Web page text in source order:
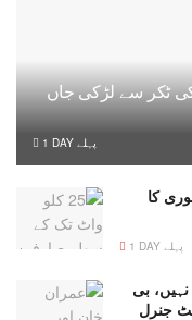
ٹکر سے لڑکی جاں
1 DAY پہلے
کا
1 DAY پہلے
بی
جنرل